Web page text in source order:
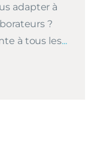
adapter à
?
à tous les...